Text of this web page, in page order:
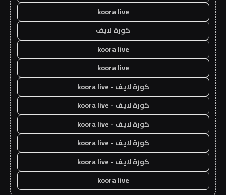
koora live
كورة لايف
koora live
koora live
كورة لايف - koora live
كورة لايف - koora live
كورة لايف - koora live
كورة لايف - koora live
كورة لايف - koora live
koora live